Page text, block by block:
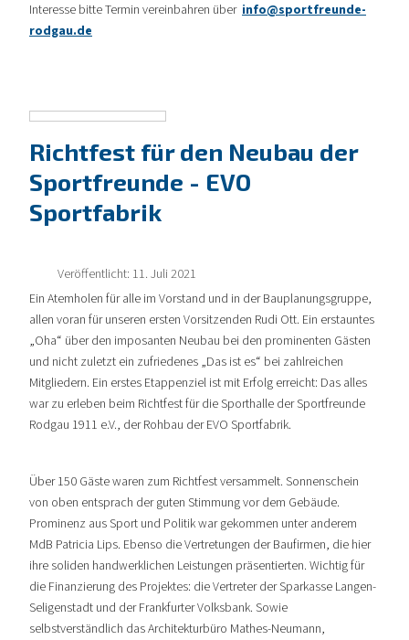
Interesse bitte Termin vereinbahren über info@sportfreunde-
rodgau.de
Richtfest für den Neubau der
Sportfreunde - EVO
Sportfabrik
Veröffentlicht: 11. Juli 2021
Ein Atemholen für alle im Vorstand und in der Bauplanungsgruppe,
allen voran für unseren ersten Vorsitzenden Rudi Ott. Ein erstauntes
„Oha“ über den imposanten Neubau bei den prominenten Gästen
und nicht zuletzt ein zufriedenes „Das ist es“ bei zahlreichen
Mitgliedern. Ein erstes Etappenziel ist mit Erfolg erreicht: Das alles
war zu erleben beim Richtfest für die Sporthalle der Sportfreunde
Rodgau 1911 e.V., der Rohbau der EVO Sportfabrik.
Über 150 Gäste waren zum Richtfest versammelt. Sonnenschein
von oben entsprach der guten Stimmung vor dem Gebäude.
Prominenz aus Sport und Politik war gekommen unter anderem
MdB Patricia Lips. Ebenso die Vertretungen der Baufirmen, die hier
ihre soliden handwerklichen Leistungen präsentierten. Wichtig für
die Finanzierung des Projektes: die Vertreter der Sparkasse Langen-
Seligenstadt und der Frankfurter Volksbank. Sowie
selbstverständlich das Architekturbüro Mathes-Neumann,